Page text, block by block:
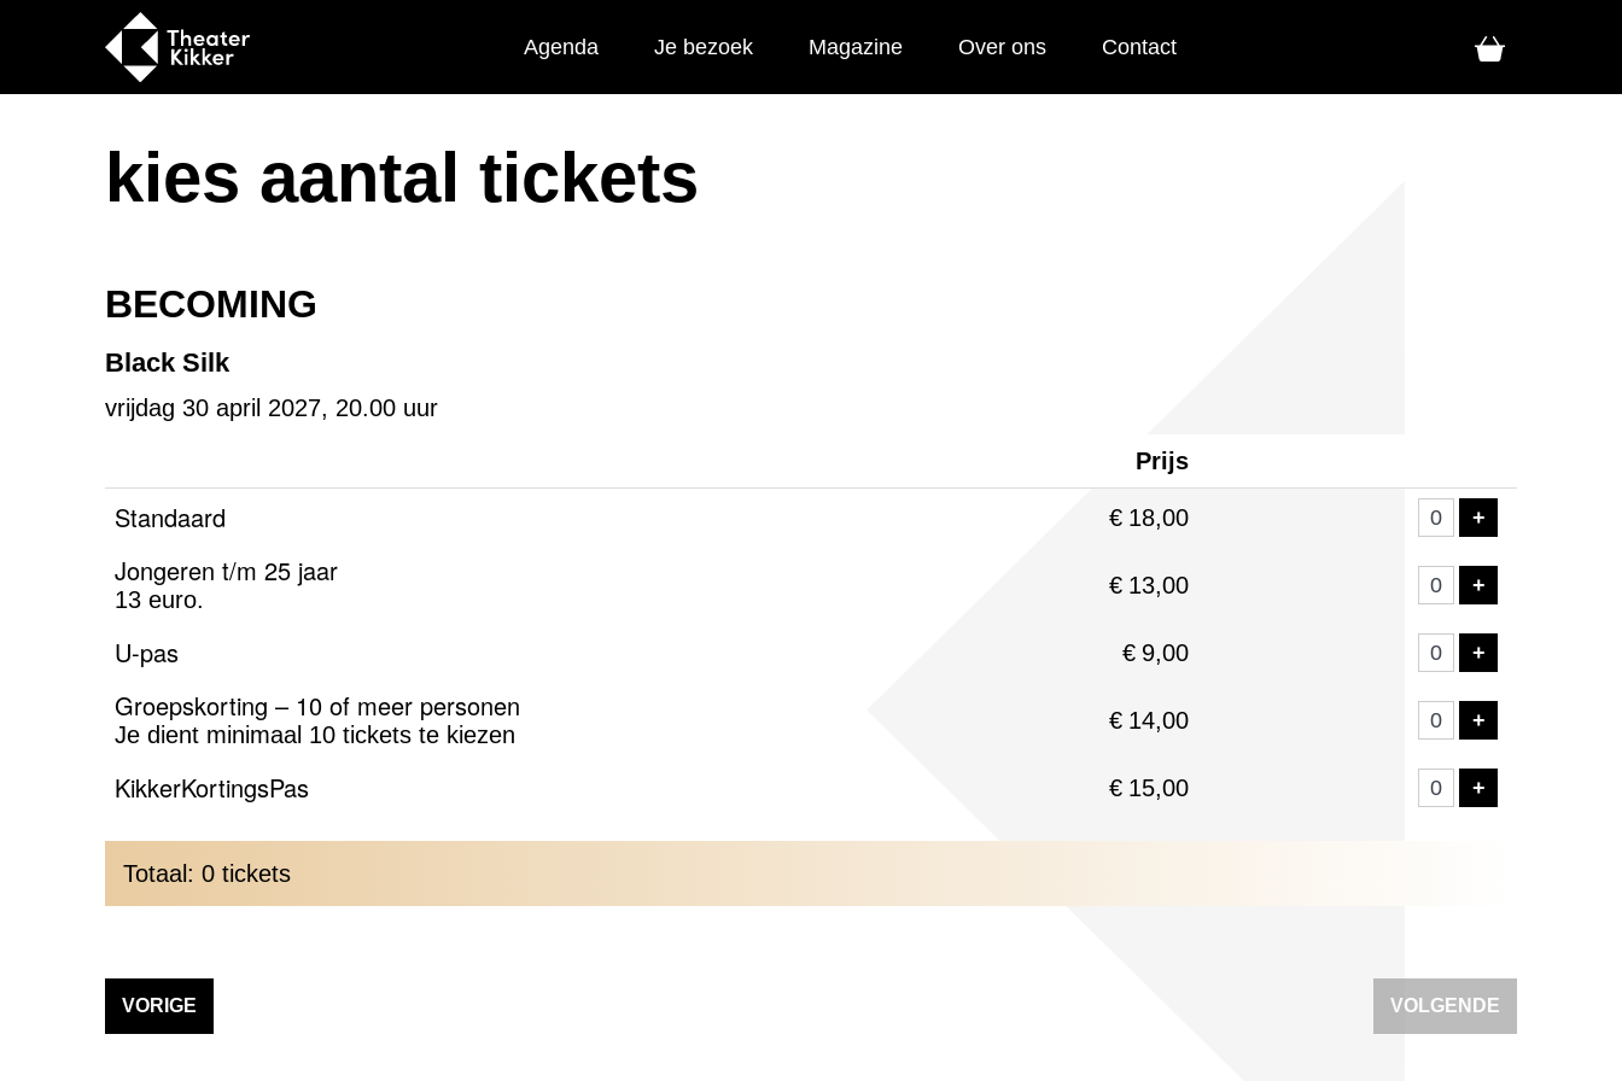
Agenda Je bezoek Magazine Over ons Contact
kies aantal tickets
BECOMING
Black Silk
vrijdag 30 april 2027, 20.00 uur
Prijs
Standaard € 18,00 +VOEG
Jongeren t/m 25 jaar
13 euro.
€ 13,00 +VOEG
U-pas € 9,00 +VOEG
Groepskorting – 10 of meer personen
Je dient minimaal 10 tickets te kiezen
€ 14,00 +VOEG
KikkerKortingsPas € 15,00 +VOEG
Totaal: 0 tickets
VORIGE VOLGENDE